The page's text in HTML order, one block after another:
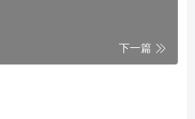
下一篇